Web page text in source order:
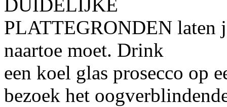
DUIDELIJKE
PLATTEGRONDEN laten
naartoe moet. Drink
een koel glas prosecco op
bezoek het